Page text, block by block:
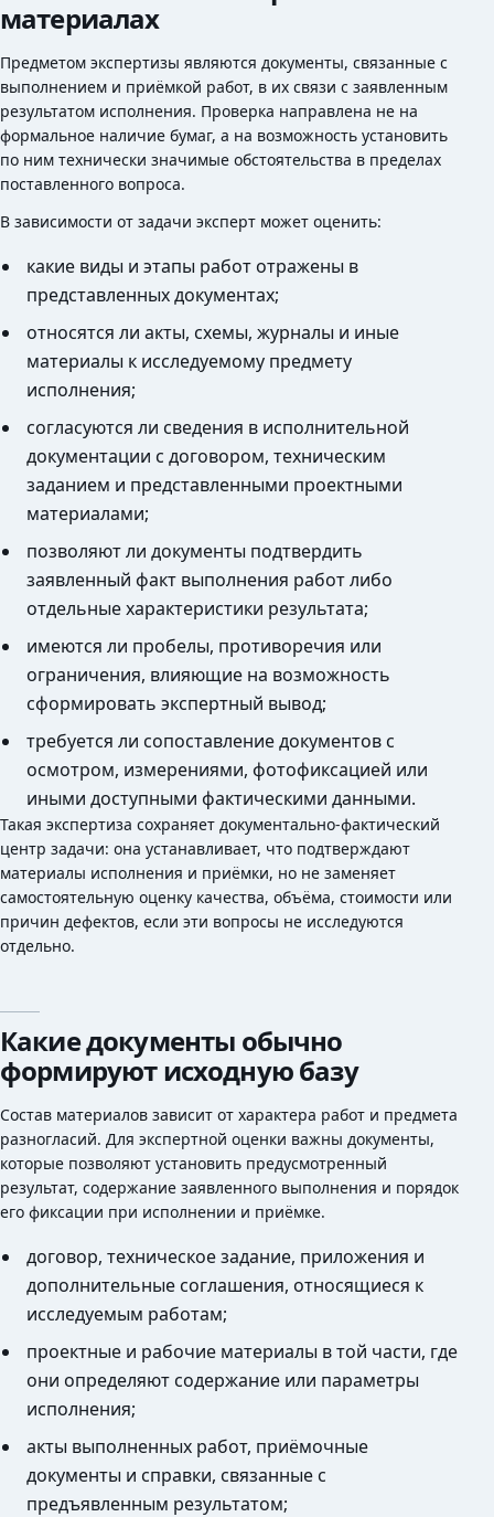
материалах
Предметом экспертизы являются документы, связанные с
выполнением и приёмкой работ, в их связи с заявленным
результатом исполнения. Проверка направлена не на
формальное наличие бумаг, а на возможность установить
по ним технически значимые обстоятельства в пределах
поставленного вопроса.
В зависимости от задачи эксперт может оценить:
какие виды и этапы работ отражены в
представленных документах;
относятся ли акты, схемы, журналы и иные
материалы к исследуемому предмету
исполнения;
согласуются ли сведения в исполнительной
документации с договором, техническим
заданием и представленными проектными
материалами;
позволяют ли документы подтвердить
заявленный факт выполнения работ либо
отдельные характеристики результата;
имеются ли пробелы, противоречия или
ограничения, влияющие на возможность
сформировать экспертный вывод;
требуется ли сопоставление документов с
осмотром, измерениями, фотофиксацией или
иными доступными фактическими данными.
Такая экспертиза сохраняет документально-фактический
центр задачи: она устанавливает, что подтверждают
материалы исполнения и приёмки, но не заменяет
самостоятельную оценку качества, объёма, стоимости или
причин дефектов, если эти вопросы не исследуются
отдельно.
Какие документы обычно
формируют исходную базу
Состав материалов зависит от характера работ и предмета
разногласий. Для экспертной оценки важны документы,
которые позволяют установить предусмотренный
результат, содержание заявленного выполнения и порядок
его фиксации при исполнении и приёмке.
договор, техническое задание, приложения и
дополнительные соглашения, относящиеся к
исследуемым работам;
проектные и рабочие материалы в той части, где
они определяют содержание или параметры
исполнения;
акты выполненных работ, приёмочные
документы и справки, связанные с
предъявленным результатом;